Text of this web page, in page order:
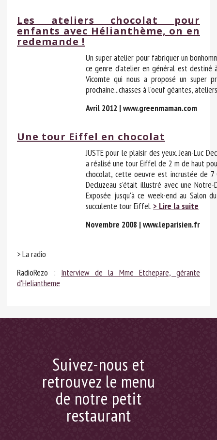
Les ateliers chocolat pour
enfants avec Hélianthème, on en
redemande !
Un super atelier pour fabriquer un
ce genre d'atelier en général est destiné
Vicomte qui nous a proposé un super
prochaine...chasses à l'oeuf géantes,
Avril 2012 | www.greenmaman.com
Une tour Eiffel en chocolat
JUSTE pour le plaisir des yeux. Jean-Luc
a réalisé une tour Eiffel de 2 m de haut
chocolat, cette oeuvre est incrustée de 7
Decluzeau s'était illustré avec une
Exposée jusqu'à ce week-end au Salon
succulente tour Eiffel.> Lire la suite
Novembre 2008 | www.leparisien.fr
> La radio
RadioRezo : Interview de la Mme Etchepare, gérante
d'Heliantheme
Suivez-nous et
retrouvez le menu
de notre petit
restaurant